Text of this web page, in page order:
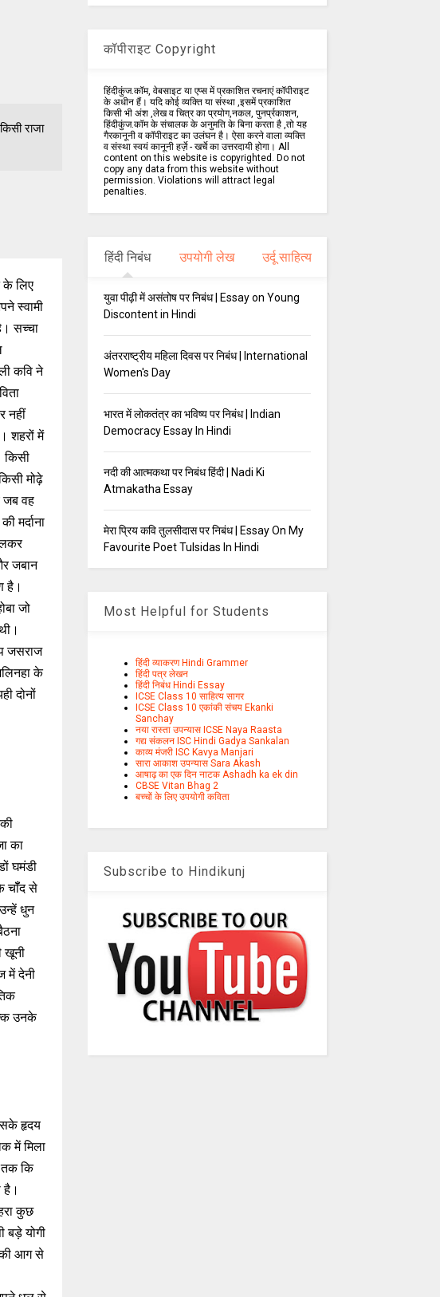
राजा
के लिए
स्वामी
सच्चा
कवि ने
नहीं
शहरों में
किसी
मोढ़े
जब वह
मर्दाना
जबान
है।
जो
जसराज
के
दोनों
का
घमंडी
चॉँद से
धुन
खूनी
में देनी
उनके
हृदय
में मिला
तक कि
है।
कुछ
बड़े योगी
की आग से
कॉपीराइट Copyright
हिंदीकुंज.कॉम, वेबसाइट या एप्स में प्रकाशित रचनाएं कॉपीराइट
के अधीन हैं। यदि कोई व्यक्ति या संस्था ,इसमें प्रकाशित
किसी भी अंश ,लेख व चित्र का प्रयोग,नकल, पुनर्प्रकाशन,
हिंदीकुंज.कॉम के संचालक के अनुमति के बिना करता है ,तो यह
गैरकानूनी व कॉपीराइट का उलंघन है। ऐसा करने वाला व्यक्ति
व संस्था स्वयं कानूनी हर्ज़े - खर्चे का उत्तरदायी होगा। All
content on this website is copyrighted. Do not
copy any data from this website without
permission. Violations will attract legal
penalties.
हिंदी निबंध उपयोगी लेख उर्दू साहित्य
युवा पीढ़ी में असंतोष पर निबंध | Essay on Young
Discontent in Hindi
अंतरराष्ट्रीय महिला दिवस पर निबंध | International
Women's Day
भारत में लोकतंत्र का भविष्य पर निबंध | Indian
Democracy Essay In Hindi
नदी की आत्मकथा पर निबंध हिंदी | Nadi Ki
Atmakatha Essay
मेरा प्रिय कवि तुलसीदास पर निबंध | Essay On My
Favourite Poet Tulsidas In Hindi
Most Helpful for Students
हिंदी व्याकरण Hindi Grammer
हिंदी पत्र लेखन
हिंदी निबंध Hindi Essay
ICSE Class 10 साहित्य सागर
ICSE Class 10 एकांकी संचय Ekanki
Sanchay
नया रास्ता उपन्यास ICSE Naya Raasta
गद्य संकलन ISC Hindi Gadya Sankalan
काव्य मंजरी ISC Kavya Manjari
सारा आकाश उपन्यास Sara Akash
आषाढ़ का एक दिन नाटक Ashadh ka ek din
CBSE Vitan Bhag 2
बच्चों के लिए उपयोगी कविता
Subscribe to Hindikunj